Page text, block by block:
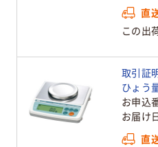
直
この出
取引証
ひょう
お申込
お届け
直